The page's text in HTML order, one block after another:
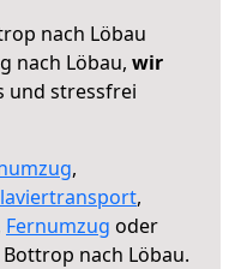
nach Löbau
nach Löbau, wir
und stressfrei
,
,
Fernumzug oder
nach Löbau.